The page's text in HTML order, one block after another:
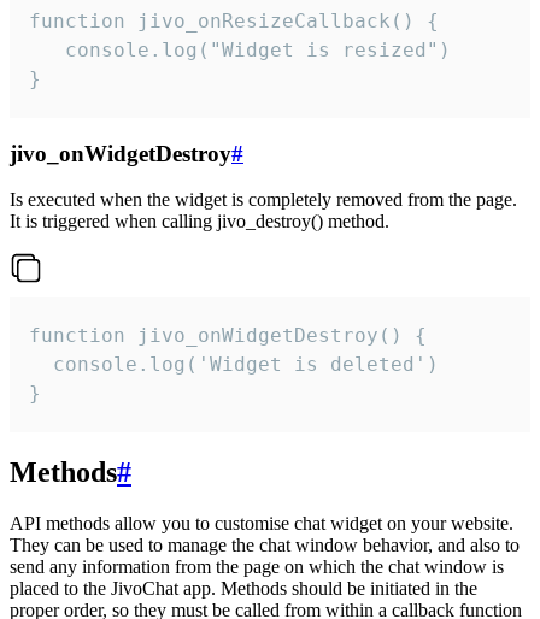
function jivo_onResizeCallback() {
   console.log("Widget is resized")
}
jivo_onWidgetDestroy#
Is executed when the widget is completely removed from the page.
It is triggered when calling jivo_destroy() method.
function jivo_onWidgetDestroy() {
  console.log('Widget is deleted')
}
Methods#
API methods allow you to customise chat widget on your website.
They can be used to manage the chat window behavior, and also to
send any information from the page on which the chat window is
placed to the JivoChat app. Methods should be initiated in the
proper order, so they must be called from within a callback function